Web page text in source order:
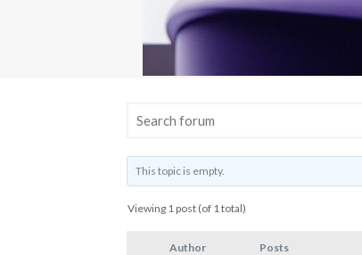
This topic is empty.
Viewing 1 post (of 1 total)
Author Posts